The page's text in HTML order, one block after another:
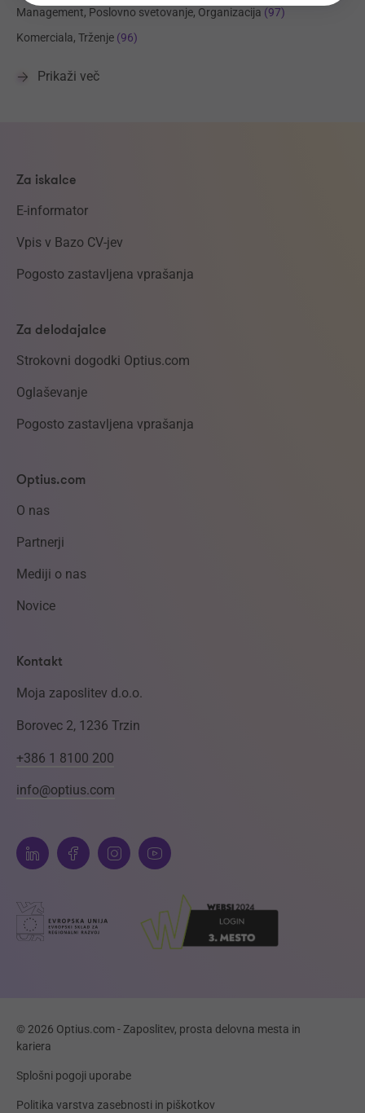
Management, Poslovno svetovanje, Organizacija (97)
Komerciala, Trženje (96)
Prikaži več
Za iskalce
E-informator
Vpis v Bazo CV-jev
Pogosto zastavljena vprašanja
Za delodajalce
Strokovni dogodki Optius.com
Oglaševanje
Pogosto zastavljena vprašanja
Optius.com
O nas
Partnerji
Mediji o nas
Novice
Kontakt
Moja zaposlitev d.o.o.
Borovec 2, 1236 Trzin
+386 1 8100 200
info@optius.com
© 2026 Optius.com - Zaposlitev, prosta delovna mesta in
kariera
Splošni pogoji uporabe
Politika varstva zasebnosti in piškotkov